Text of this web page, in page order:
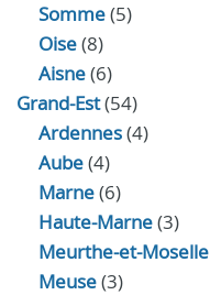
Somme(5)
Oise(8)
Aisne(6)
Grand-Est(54)
Ardennes(4)
Aube(4)
Marne(6)
Haute-Marne(3)
Meurthe-et-Moselle
Meuse(3)